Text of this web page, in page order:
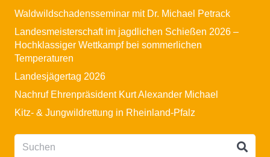
Waldwildschadensseminar mit Dr. Michael Petrack
Landesmeisterschaft im jagdlichen Schießen 2026 –
Hochklassiger Wettkampf bei sommerlichen
Temperaturen
Landesjägertag 2026
Nachruf Ehrenpräsident Kurt Alexander Michael
Kitz- & Jungwildrettung in Rheinland-Pfalz